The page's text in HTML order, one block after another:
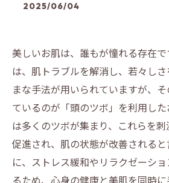
2025/06/04
美しいお肌は、誰もが憧れる存在
は、肌トラブルを解消し、若々し
まな手法が用いられていますが、
ているのが「頭のツボ」を利用し
は多くのツボが集まり、これらを
促進され、肌の状態が改善される
に、ストレス緩和やリラクゼーシ
るため、心身の健康と美肌を同時